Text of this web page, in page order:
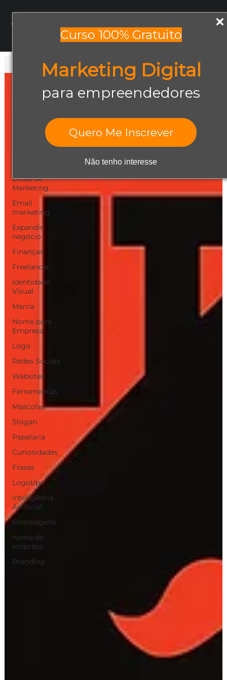
Curso 100% Gratuito
Marketing Digital
para empreendedores
Quero Me Inscrever
Não tenho interesse
Abrir negócio
Design Gráfico
Dicas de
Marketing
Email
marketing
Expandir
negócio
Finanças
Freelancer
Identidade
Visual
Marca
Nome para
Empresa
Logo
Redes Sociais
Websites
Ferramentas
Mascotes
Slogan
Papelaria
Curiosidades
Frases
Logotipo
Inteligência
Artificial
Embalagens
nome de
empresa
Branding
Todos os posts